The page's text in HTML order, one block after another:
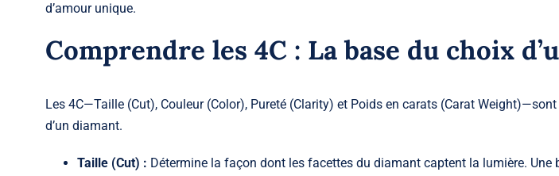
d’amour unique.
Comprendre les 4C : La base du choix
Les 4C—Taille (Cut), Couleur (Color), Pureté (Clarity) et Poids en carats (Carat
d’un diamant.
Taille (Cut) : Détermine la façon dont les facettes du diamant captent la lumière. Une